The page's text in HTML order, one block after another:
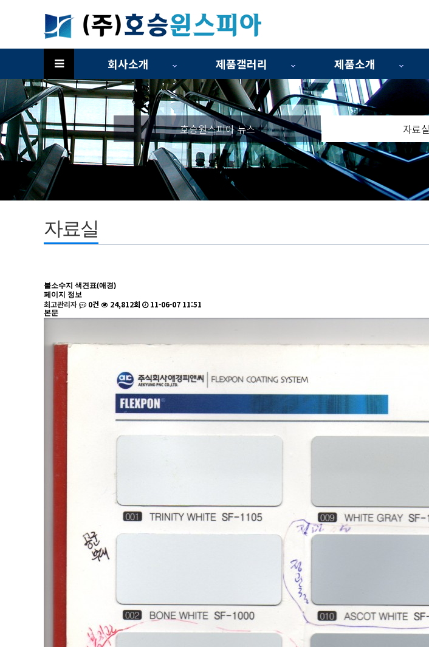
회사소개 제품갤러리 제품소개
위분류
하위분류
호승원스피아 뉴스 자료실
자료실
불소수지 색견표(애경)
페이지 정보
최고관리자 0건 24,812회 11-06-07 11:51
본문